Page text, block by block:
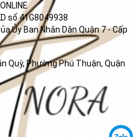
số 41G8049938
Ủy Ban Nhân Dân Quận 7 - Cấp
Quỳ, Phường Phú Thuận, Quận